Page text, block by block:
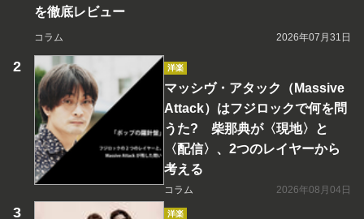
を徹底レビュー
コラム 2026年07月31日
洋楽
マッシヴ・アタック（Massive
Attack）はフジロックで何を問
うた? 柴那典が〈現地〉と
〈配信〉、2つのレイヤーから
考える
コラム 2026年08月04日
洋楽